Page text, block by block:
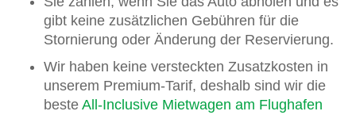
gibt keine zusätzlichen Gebühren für die
Stornierung oder Änderung der Reservierung.
Wir haben keine versteckten Zusatzkosten in
unserem Premium-Tarif, deshalb sind wir die
beste All-Inclusive Mietwagen am Flughafen